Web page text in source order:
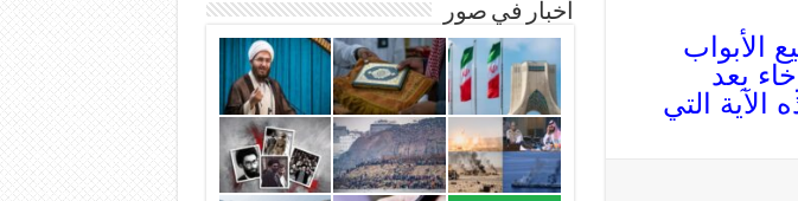
الأبواب
بعد
التي
أخبار في صور